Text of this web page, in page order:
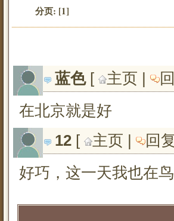
分页: [1]
蓝色[ 主页 |
在北京就是好
12 [ 主页 | 回复
好巧，这一天我也在鸟